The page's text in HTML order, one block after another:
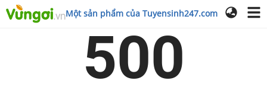
Một sản phẩm của Tuyensinh247.com
500